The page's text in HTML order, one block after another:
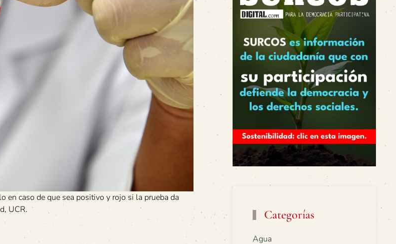
en caso de que sea positivo y rojo si la prueba da
UCR.
Categorías
Agua